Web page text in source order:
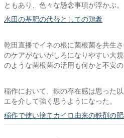
ともあり、色々な懸念事項が浮かぶ。
水田の基肥の代替としての鶏糞
乾田直播でイネの根に菌根菌を共生
のケアがないがしろになりやすい大
のような菌根菌の活用も何かと不安の
稲作において、鉄の存在感は思った
エを介して強く思うようになった。
稲作で使い捨てカイロ由来の鉄剤の